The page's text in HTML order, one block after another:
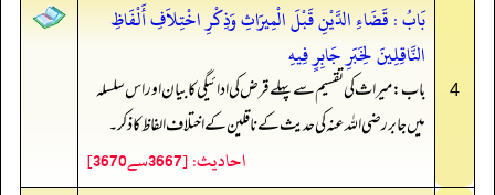
4
بَابُ : قَضَاءِ الدَّيْنِ قَبْلَ الْمِيرَاثِ وَذِكْرِ اخْتِلاَفِ أَلْفَاظِ
النَّاقِلِينَ لِخَبَرِ جَابِرٍ فِيهِ
باب: میراث کی تقسیم سے پہلے قرض کی ادائیگی کا بیان اور اس سلسلہ
میں جابر رضی الله عنہ کی حدیث کے ناقلین کے اختلاف الفاظ کا ذکر۔
احادیث: [3667سے3670]